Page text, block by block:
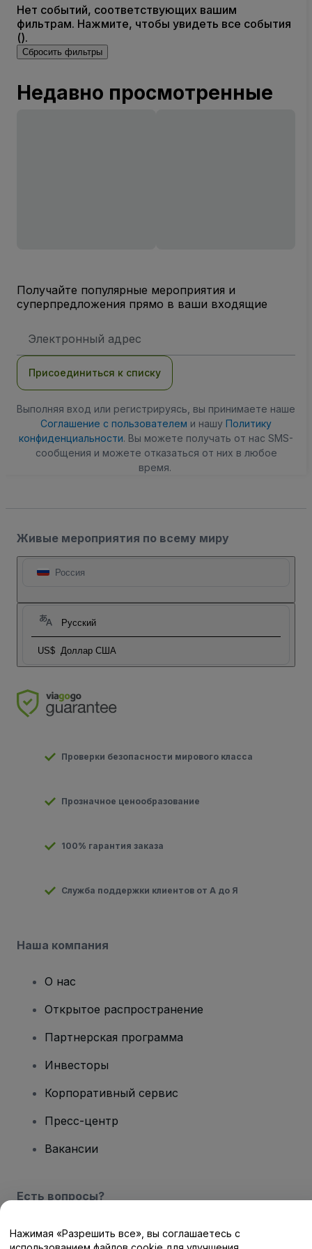
Нет событий, соответствующих вашим
фильтрам. Нажмите, чтобы увидеть все события
().
Сбросить фильтры
Недавно просмотренные
Получайте популярные мероприятия и
суперпредложения прямо в ваши входящие
электронной
Присоединиться к списку
Выполняя вход или регистрируясь, вы принимаете наше
Соглашение с пользователем и нашу Политику
конфиденциальности. Вы можете получать от нас SMS-
сообщения и можете отказаться от них в любое
время.
Живые мероприятия по всему миру
Россия
Русский
US$ Доллар США
Проверки безопасности мирового класса
Прозначное ценообразование
100% гарантия заказа
Служба поддержки клиентов от А до Я
Наша компания
О нас
Открытое распространение
Партнерская программа
Инвесторы
Корпоративный сервис
Пресс-центр
Вакансии
Есть вопросы?
Центр помощи / Свяжитесь с нами
Нажимая «Разрешить все», вы соглашаетесь с